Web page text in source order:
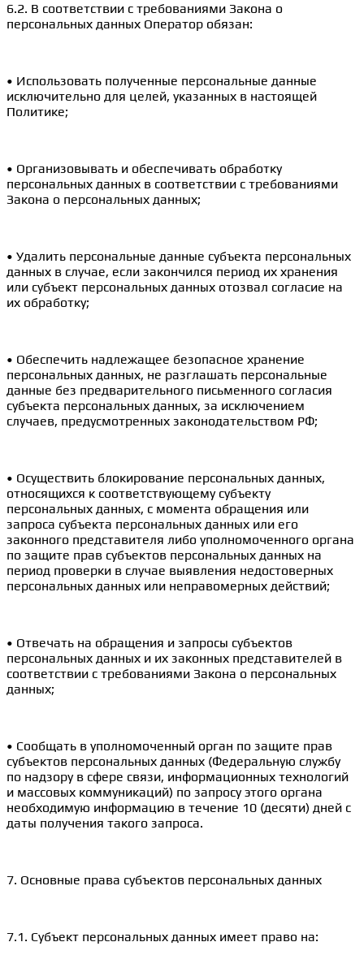
6.2. В соответствии с требованиями Закона о
персональных данных Оператор обязан:
• Использовать полученные персональные данные
исключительно для целей, указанных в настоящей
Политике;
• Организовывать и обеспечивать обработку
персональных данных в соответствии с требованиями
Закона о персональных данных;
• Удалить персональные данные субъекта персональных
данных в случае, если закончился период их хранения
или субъект персональных данных отозвал согласие на
их обработку;
• Обеспечить надлежащее безопасное хранение
персональных данных, не разглашать персональные
данные без предварительного письменного согласия
субъекта персональных данных, за исключением
случаев, предусмотренных законодательством РФ;
• Осуществить блокирование персональных данных,
относящихся к соответствующему субъекту
персональных данных, с момента обращения или
запроса субъекта персональных данных или его
законного представителя либо уполномоченного органа
по защите прав субъектов персональных данных на
период проверки в случае выявления недостоверных
персональных данных или неправомерных действий;
• Отвечать на обращения и запросы субъектов
персональных данных и их законных представителей в
соответствии с требованиями Закона о персональных
данных;
• Сообщать в уполномоченный орган по защите прав
субъектов персональных данных (Федеральную службу
по надзору в сфере связи, информационных технологий
и массовых коммуникаций) по запросу этого органа
необходимую информацию в течение 10 (десяти) дней с
даты получения такого запроса.
7. Основные права субъектов персональных данных
7.1. Субъект персональных данных имеет право на: